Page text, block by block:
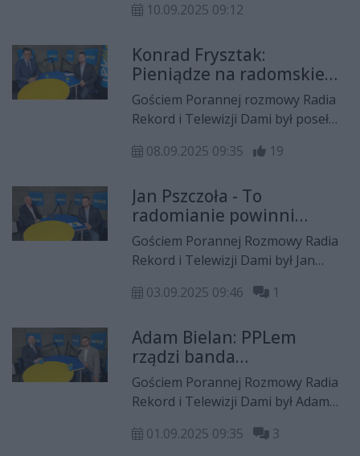
Podsumował działania inwestycyjne
zarzuty prokuratorskie przeciw
niemu.
10.09.2025 09:12
Konrad Frysztak:
Pieniądze na radomskie
lotnisko nie były wydane
bzdurnie
Gościem Porannej rozmowy Radia
Rekord i Telewizji Dami był poseł
raporcie NIK w sprawie CPK i
Radom
08.09.2025 09:35 19
Jan Pszczoła - To
radomianie powinni
decydować o kolejnym Air
Show w Radomiu
Gościem Porannej Rozmowy Radia
Rekord i Telewizji Dami był Jan
infrastrukturze w Radomiu oraz o
03.09.2025 09:46 1
Adam Bielan: PPLem
rządzi banda
nieudaczników
nielubiących Radomia
Gościem Porannej Rozmowy Radia
Rekord i Telewizji Dami był Adam
prezydenta Nawrockiego w
01.09.2025 09:35 3